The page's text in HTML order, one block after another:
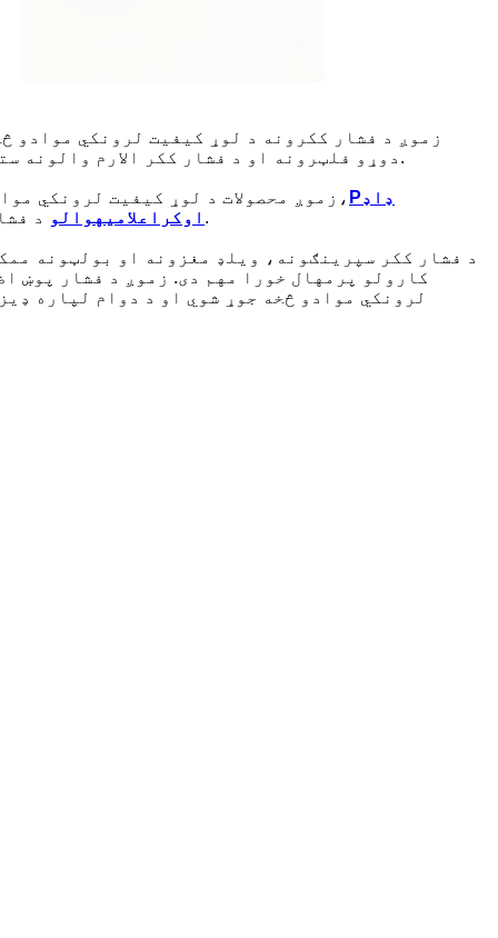
زموږ د فشار ککرونه د لوړ کیفیت لرونکي موادو
دوړو فلټرونه او د فشار ککر الارم والونه ستاسو د فشار ککر مهمې برخې دي، او د دوی دوام ستاسو د فشار ککر د مؤثره او خوندي کار کولو لپاره خورا مهم دی.
زموږ محصولات د لوړ کیفیت لرونکي موادو څخه جوړ شوي دي چې حتی د پرله پسې کارولو سره هم دوامدار دي. سیلیکون ګازکیټ، د فشار ککر خوندیتوب والو، Pډاډ
اوکر اعلامیهوالو د فشار ککرونو ټولې مهمې برخې دي، او د دوی دوام د دې لپاره خورا مهم دی چې د ککر موثر او خوندي کار وکړي.
د فشار ککر سپرینګونه، ویلډ مغزونه او بولټونه
کارولو پرمهال خورا مهم دی. زموږ د فشار پوښ
لرونکي موادو څخه جوړ شوي او د دوام لپاره